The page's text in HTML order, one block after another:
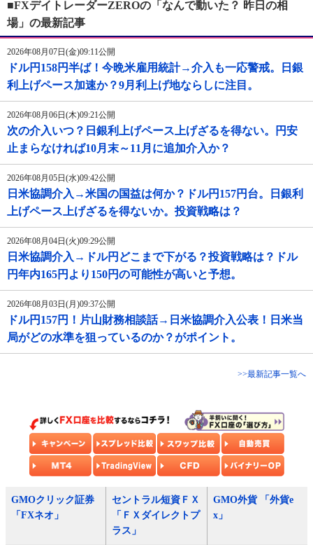
■FXデイトレーダーZEROの「なんで動いた？ 昨日の相
場」の最新記事
2026年08月07日(金)09:11公開
ドル円158円半ば！今晩米雇用統計→介入も一応警戒。日銀
利上げペース加速か？9月利上げ地ならしに注目。
2026年08月06日(木)09:21公開
次の介入いつ？日銀利上げペース上げざるを得ない。円安
止まらなければ10月末～11月に追加介入か？
2026年08月05日(水)09:42公開
日米協調介入→米国の国益は何か？ドル円157円台。日銀利
上げペース上げざるを得ないか。投資戦略は？
2026年08月04日(火)09:29公開
日米協調介入→ドル円どこまで下がる？投資戦略は？ドル
円年内165円より150円の可能性が高いと予想。
2026年08月03日(月)09:37公開
ドル円157円！片山財務相談話→日米協調介入公表！日米当
局がどの水準を狙っているのか？がポイント。
>>最新記事一覧へ
GMOクリック証券
「FXネオ」
セントラル短資ＦＸ
「ＦＸダイレクトプ
ラス」
GMO外貨 「外貨e
x」